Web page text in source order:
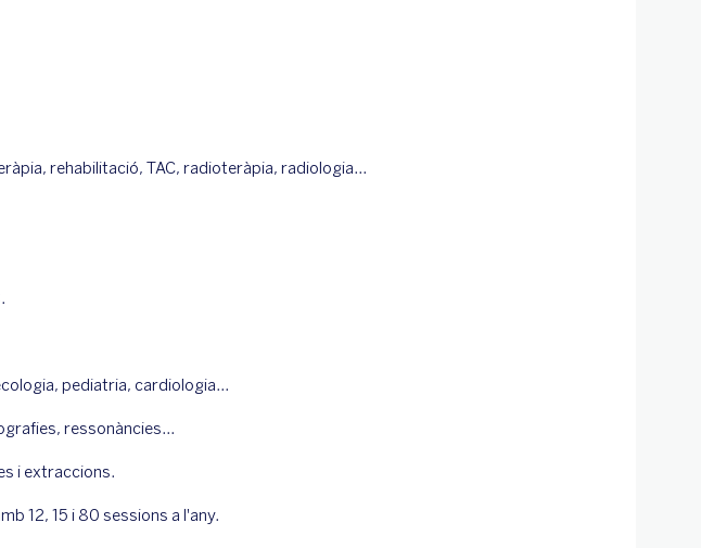
rehabilitació, TAC, radioteràpia, radiologia...
pediatria, cardiologia...
ressonàncies...
i extraccions.
12, 15 i 80 sessions a l'any.